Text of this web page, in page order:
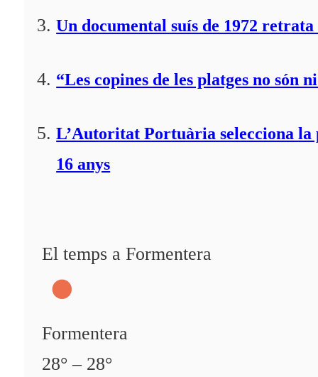
Un documental suís de 1972
“Les copines de les platges no
L’Autoritat Portuària selecciona
16 anys
El temps a Formentera
Formentera
28° – 28°